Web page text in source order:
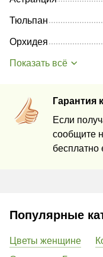
Гарантия
Если
сообщите
Тюльпан
Орхидея
Показать всё
Популярные
Цветы женщине